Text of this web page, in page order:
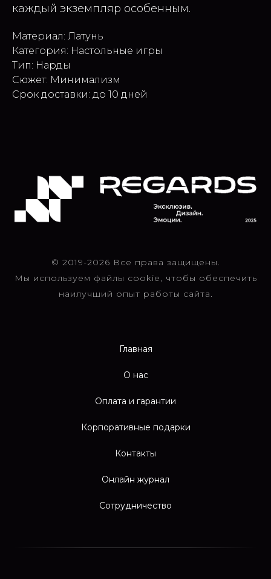
каждый экземпляр особенным.
Материал: Латунь
Категория: Настольные игры
Тип: Нарды
Сюжет: Минимализм
Срок доставки: до 10 дней
© 2019-2026 Все права защищены.
Мы используем файлы cookie, чтобы обеспечить
наилучший опыт работы сайта.
Главная
О нас
Оплата и гарантии
Корпоративные подарки
Контакты
Онлайн журнал
Сотрудничество